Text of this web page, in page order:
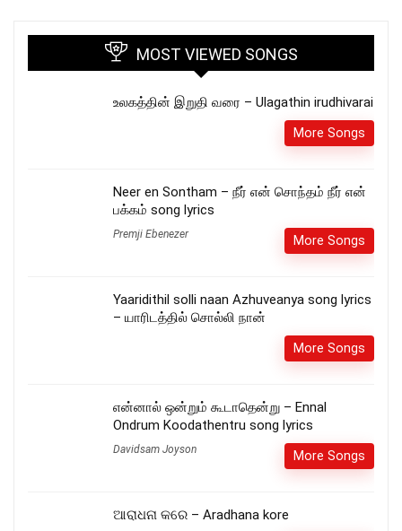
MOST VIEWED SONGS
உலகத்தின் இறுதி வரை – Ulagathin irudhivarai
More Songs
Neer en Sontham – நீர் என் சொந்தம் நீர் என்
பக்கம் song lyrics
Premji Ebenezer More Songs
Yaaridithil solli naan Azhuveanya song lyrics
– யாரிடத்தில் சொல்லி நான்
More Songs
என்னால் ஒன்றும் கூடாதென்று – Ennal
Ondrum Koodathentru song lyrics
Davidsam Joyson More Songs
ଆରାଧନା କରେ – Aradhana kore